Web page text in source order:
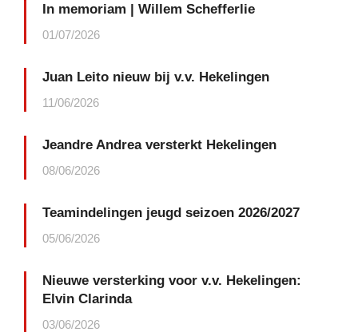
In memoriam | Willem Schefferlie
01/07/2026
Juan Leito nieuw bij v.v. Hekelingen
11/06/2026
Jeandre Andrea versterkt Hekelingen
08/06/2026
Teamindelingen jeugd seizoen 2026/2027
05/06/2026
Nieuwe versterking voor v.v. Hekelingen:
Elvin Clarinda
03/06/2026